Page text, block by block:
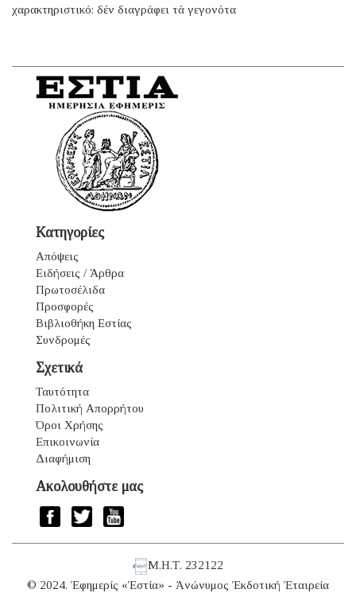
χαρακτηριστικό: δέν διαγράφει τά γεγονότα
Κατηγορίες
Απόψεις
Ειδήσεις / Άρθρα
Πρωτοσέλιδα
Προσφορές
Βιβλιοθήκη Εστίας
Συνδρομές
Σχετικά
Ταυτότητα
Πολιτική Απορρήτου
Όροι Χρήσης
Επικοινωνία
Διαφήμιση
Ακολουθήστε μας
Μ.Η.Τ. 232122
© 2024. Ἐφημερίς «Ἑστία» - Ἀνώνυμος Ἐκδοτική Ἑταιρεία